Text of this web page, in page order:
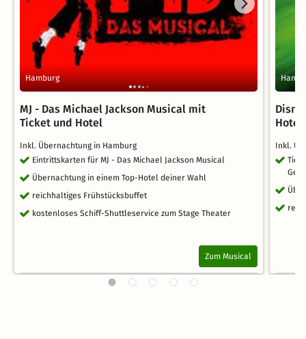
Hamburg
MJ - Das Michael Jackson Musical mit
Ticket und Hotel
Inkl. Übernachtung in Hamburg
Eintrittskarten für MJ - Das Michael Jackson Musical
Übernachtung in einem Top-Hotel deiner Wahl
reichhaltiges Frühstücksbuffet
kostenloses Schiff-Shuttleservice zum Stage Theater
Zum Musical
Hotel
Inkl.